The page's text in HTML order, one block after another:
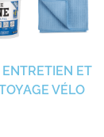
ENTRETIEN ET
VÉLO